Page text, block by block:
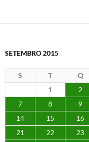
SETEMBRO 2015
S T Q
1
2
7
8 9
14
15 16
21
22 23